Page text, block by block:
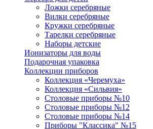
Ложки серебряные
Вилки серебряные
Кружки серебряные
Тарелки серебряные
Наборы детские
Ионизаторы для воды
Подарочная упаковка
Коллекции приборов
Коллекция «Черемуха»
Коллекция «Сильвия»
Столовые приборы №10
Столовые приборы №12
Столовые приборы №14
Приборы "Классика" №15